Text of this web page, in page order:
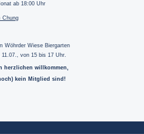
ab 18:00 Uhr
Chung
Wöhrder Wiese Biergarten
von 15 bis 17 Uhr.
herzlichen willkommen,
kein Mitglied sind!